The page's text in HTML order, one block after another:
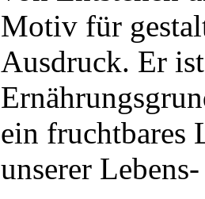
Motiv für
Ausdruck. Er
ein
unserer